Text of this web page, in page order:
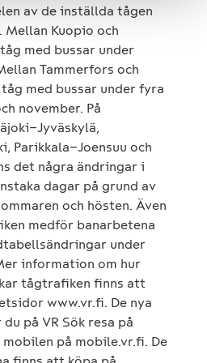
av de inställda tågen
Mellan Kuopio och
med bussar under
Tammerfors och
med bussar under fyra
november. På
Parikkala−Joensuu och
det några ändringar i
dagar på grund av
och hösten. Även
medför banarbetena
under
information om hur
tågtrafiken finns att
www.vr.fi. De nya
på VR Sök resa på
på mobile.vr.fi. De